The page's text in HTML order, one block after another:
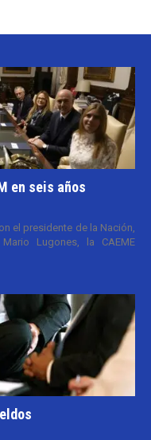
en seis años
el presidente de la Nación,
Lugones, la CAEME